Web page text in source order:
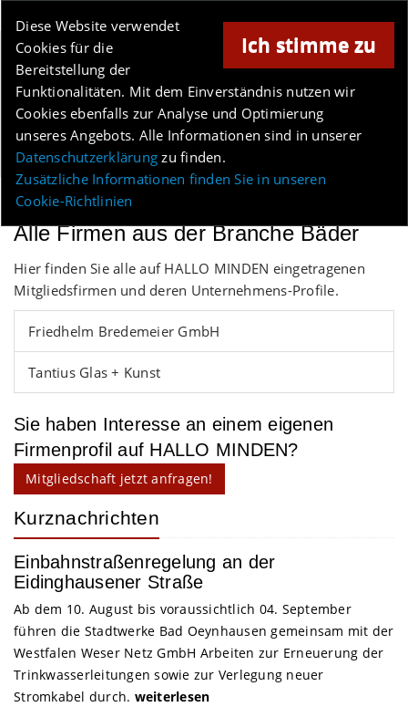
Ich stimme zu
Diese Website verwendet
Cookies für die
Bereitstellung der
Funktionalitäten. Mit dem Einverständnis nutzen wir
Cookies ebenfalls zur Analyse und Optimierung
unseres Angebots. Alle Informationen sind in unserer
Datenschutzerklärung zu finden.
Zusätzliche Informationen finden Sie in unseren
Cookie-Richtlinien
Anzeige
Menü
Alle Firmen aus der Branche Bäder
Hier finden Sie alle auf HALLO MINDEN eingetragenen
Mitgliedsfirmen und deren Unternehmens-Profile.
Friedhelm Bredemeier GmbH
Tantius Glas + Kunst
Sie haben Interesse an einem eigenen
Firmenprofil auf HALLO MINDEN?
Mitgliedschaft jetzt anfragen!
Kurznachrichten
Einbahnstraßenregelung an der
Eidinghausener Straße
Ab dem 10. August bis voraussichtlich 04. September
führen die Stadtwerke Bad Oeynhausen gemeinsam mit der
Westfalen Weser Netz GmbH Arbeiten zur Erneuerung der
Trinkwasserleitungen sowie zur Verlegung neuer
Stromkabel durch. weiterlesen